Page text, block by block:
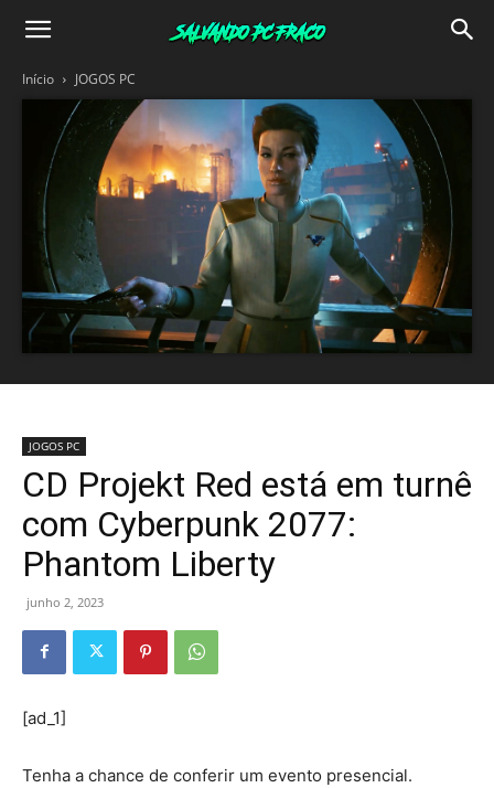
Salvando
Início JOGOS PC
JOGOS PC
CD Projekt Red está em turnê
com Cyberpunk 2077:
Phantom Liberty
junho 2, 2023
[ad_1]
Tenha a chance de conferir um evento presencial.